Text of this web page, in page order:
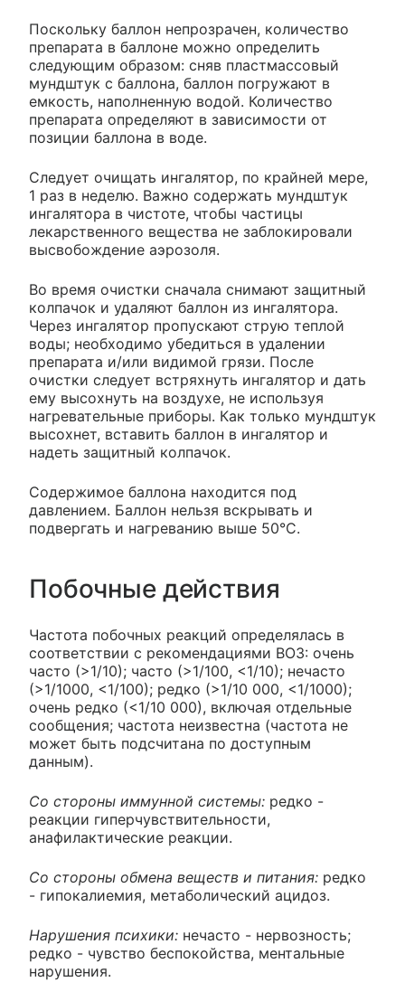
Поскольку баллон непрозрачен, количество
препарата в баллоне можно определить
следующим образом: сняв пластмассовый
мундштук с баллона, баллон погружают в
емкость, наполненную водой. Количество
препарата определяют в зависимости от
позиции баллона в воде.
Следует очищать ингалятор, по крайней мере,
1 раз в неделю. Важно содержать мундштук
ингалятора в чистоте, чтобы частицы
лекарственного вещества не заблокировали
высвобождение аэрозоля.
Во время очистки сначала снимают защитный
колпачок и удаляют баллон из ингалятора.
Через ингалятор пропускают струю теплой
воды; необходимо убедиться в удалении
препарата и/или видимой грязи. После
очистки следует встряхнуть ингалятор и дать
ему высохнуть на воздухе, не используя
нагревательные приборы. Как только мундштук
высохнет, вставить баллон в ингалятор и
надеть защитный колпачок.
Содержимое баллона находится под
давлением. Баллон нельзя вскрывать и
подвергать и нагреванию выше 50°С.
Побочные действия
Частота побочных реакций определялась в
соответствии с рекомендациями ВОЗ: очень
часто (>1/10); часто (>1/100, <1/10); нечасто
(>1/1000, <1/100); редко (>1/10 000, <1/1000);
очень редко (<1/10 000), включая отдельные
сообщения; частота неизвестна (частота не
может быть подсчитана по доступным
данным).
Со стороны иммунной системы: редко -
реакции гиперчувствительности,
анафилактические реакции.
Со стороны обмена веществ и питания: редко
- гипокалиемия, метаболический ацидоз.
Нарушения психики: нечасто - нервозность;
редко - чувство беспокойства, ментальные
нарушения.